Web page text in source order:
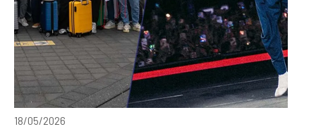
18/05/2026